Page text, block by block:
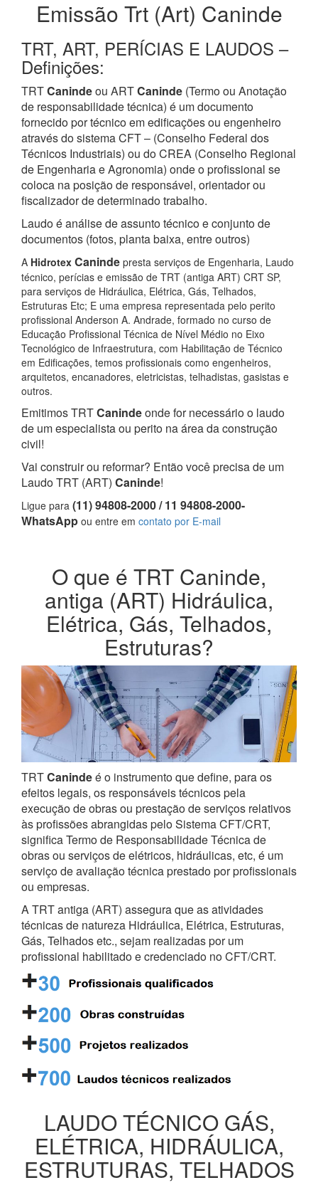
Emissão Trt (Art) Caninde
TRT, ART, PERÍCIAS E LAUDOS –
Definições:
TRTCanindeou ARTCaninde (Termo ou Anotação
de responsabilidade técnica) é um documento
fornecido por técnico em edificações ou engenheiro
através do sistema CFT – (Conselho Federal dos
Técnicos Industriais) ou do CREA (Conselho Regional
de Engenharia e Agronomia) onde o profissional se
coloca na posição de responsável, orientador ou
fiscalizador de determinado trabalho.
Laudo é análise de assunto técnico e conjunto de
documentos (fotos, planta baixa, entre outros)
A Hidrotex Caninde presta serviços de Engenharia, Laudo
técnico, perícias e emissão de TRT (antiga ART) CRT SP,
para serviços de Hidráulica, Elétrica, Gás, Telhados,
Estruturas Etc; E uma empresa representada pelo perito
profissional Anderson A. Andrade, formado no curso de
Educação Profissional Técnica de Nível Médio no Eixo
Tecnológico de Infraestrutura, com Habilitação de Técnico
em Edificações, temos profissionais como engenheiros,
arquitetos, encanadores, eletricistas, telhadistas, gasistas e
outros.
Emitimos TRTCanindeonde for necessário o laudo
de um especialista ou perito na área da construção
civil!
Vai construir ou reformar? Então você precisa de um
Laudo TRT (ART) Caninde!
Ligue para (11) 94808-2000 / 11 94808-2000-
WhatsApp ou entre em contato por E-mail
O que é TRT Caninde,
antiga (ART) Hidráulica,
Elétrica, Gás, Telhados,
Estruturas?
TRTCanindeé o instrumento que define, para os
efeitos legais, os responsáveis técnicos pela
execução de obras ou prestação de serviços relativos
às profissões abrangidas pelo Sistema CFT/CRT,
significa Termo de Responsabilidade Técnica de
obras ou serviços de elétricos, hidráulicas, etc, é um
serviço de avaliação técnica prestado por profissionais
ou empresas.
A TRT antiga (ART) assegura que as atividades
técnicas de natureza Hidráulica, Elétrica, Estruturas,
Gás, Telhados etc., sejam realizadas por um
profissional habilitado e credenciado no CFT/CRT.
LAUDO TÉCNICO GÁS,
ELÉTRICA, HIDRÁULICA,
ESTRUTURAS, TELHADOS